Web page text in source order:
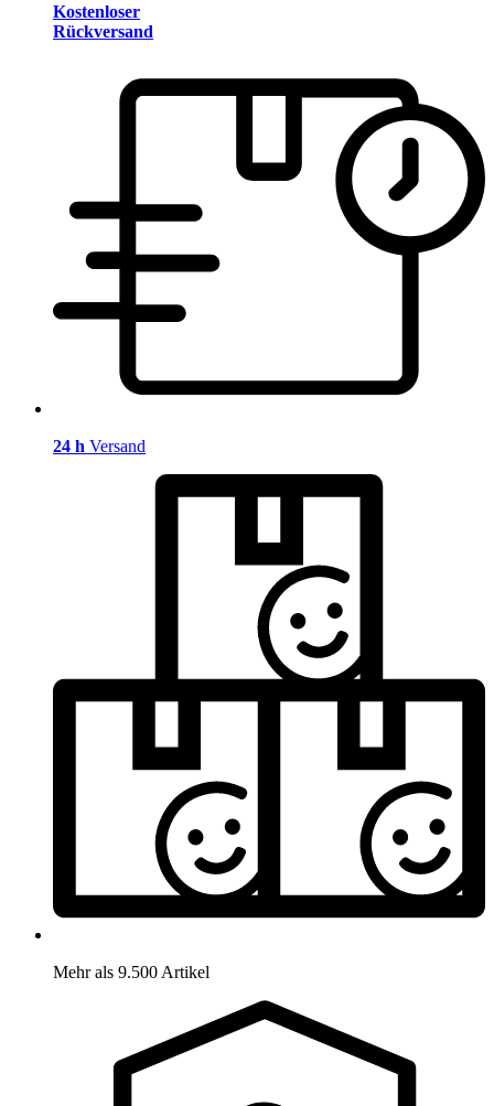
Kostenloser
Rückversand
24 h Versand
Mehr als 9.500 Artikel